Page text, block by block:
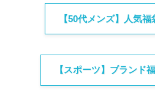
【50代メンズ】人気福
【スポーツ】ブランド